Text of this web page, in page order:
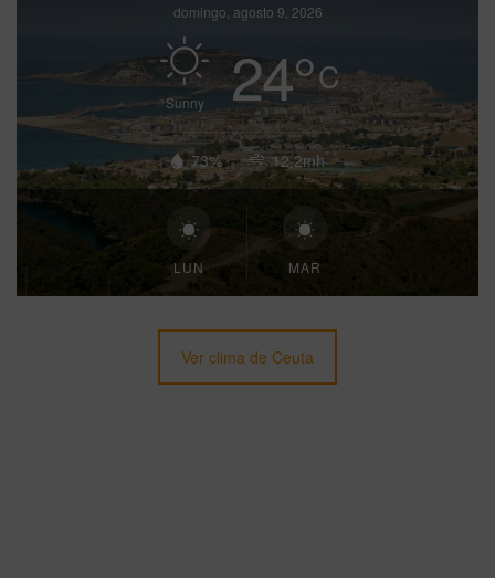
domingo, agosto 9, 2026
Sunny 24°C
73% 12.2mh
LUN MAR
Ver clima de Ceuta